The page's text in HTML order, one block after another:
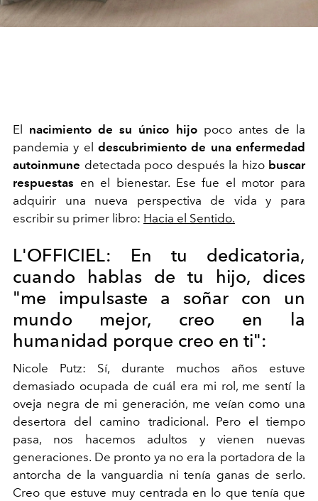
El nacimiento de su único hijopoco antes de la
pandemia y el descubrimiento de una enfermedad
autoinmune detectada poco después la hizo buscar
respuestas en el bienestar. Ese fue el motor para
adquirir una nueva perspectiva de vida y para
escribir su primer libro: Hacia el Sentido.
L'OFFICIEL: En tu dedicatoria,
cuando hablas de tu hijo, dices
"me impulsaste a soñar con un
mundo mejor, creo en la
humanidad porque creo en ti":
Nicole Putz: Sí, durante muchos años estuve
demasiado ocupada de cuál era mi rol, me sentí la
oveja negra de mi generación, me veían como una
desertora del camino tradicional. Pero el tiempo
pasa, nos hacemos adultos y vienen nuevas
generaciones. De pronto ya no era la portadora de la
antorcha de la vanguardia ni tenía ganas de serlo.
Creo que estuve muy centrada en lo que tenía que